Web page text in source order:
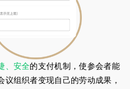
、安全的支付机制，使参会者能
议组织者变现自己的劳动成果，